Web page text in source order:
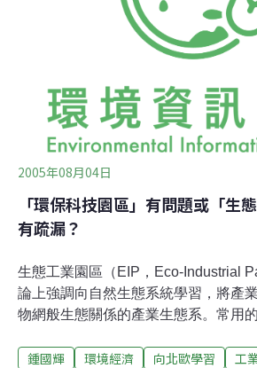
牲畜排泄物(manure)約40天。在這四
氣就是再生能源，之後這些排泄物與
殷勤的農民們。這種資源利用
2005年08月04日
「環保科技園區」有問題或「生
有疏漏？
生態工業園區（EIP，Eco-Industrial
論上強調向自然生態系統學習，將產
物網般生態關係的產業生態系。常用
交換網」的方式，將工廠生產的廢棄
鍾國輝 環境經濟 向北歐學習 工